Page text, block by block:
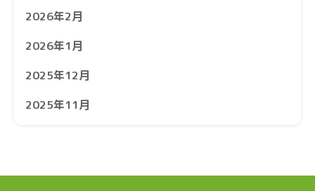
2026年2月
2026年1月
2025年12月
2025年11月